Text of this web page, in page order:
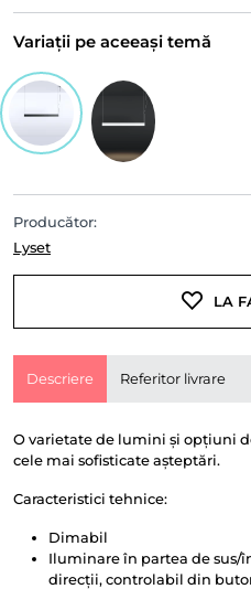
Variații pe aceeași temă
Producător:
Lyset
LA
Descriere Referitor livrare
O varietate de lumini și opțiuni
cele mai sofisticate așteptări.
Caracteristici tehnice:
Dimabil
Iluminare în partea de sus/
direcții, controlabil din